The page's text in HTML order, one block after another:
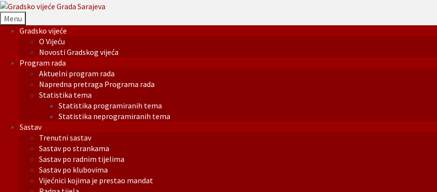
Menu
Gradsko vijeće
O Vijeću
Novosti Gradskog vijeća
Program rada
Aktuelni program rada
Napredna pretraga Programa rada
Statistika tema
Statistika programiranih tema
Statistika neprogramiranih tema
Sastav
Trenutni sastav
Sastav po strankama
Sastav po radnim tijelima
Sastav po klubovima
Vijećnici kojima je prestao mandat